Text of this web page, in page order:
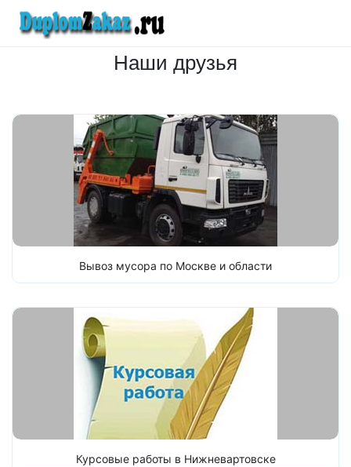
Наши друзья
Вывоз мусора по Москве и области
Курсовые работы в Нижневартовске